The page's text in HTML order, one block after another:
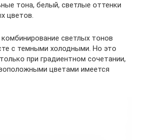
тона, белый, светлые оттенки
цветов.
светлых тонов
с темными холодными. Но это
при градиентном сочетании,
цветами имеется